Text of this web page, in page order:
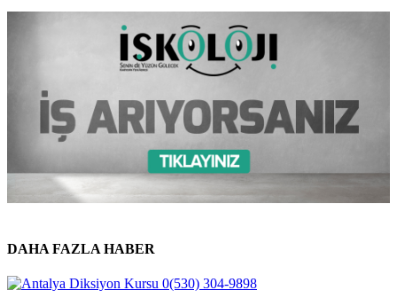
DAHA FAZLA HABER